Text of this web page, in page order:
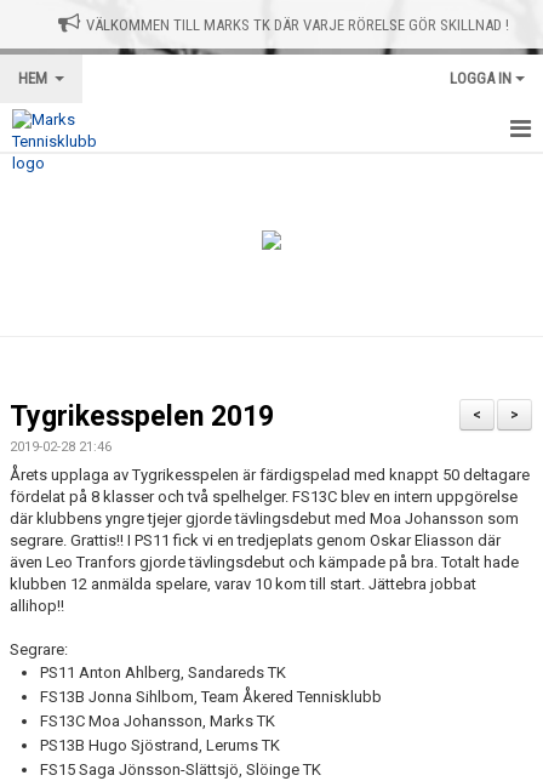
VÄLKOMMEN TILL MARKS TK DÄR VARJE RÖRELSE GÖR SKILLNAD !
HEM LOGGA IN
HEM
SPONSRING
OM KLUBBEN
TRÄNARNA
DOKUMENT
>
<
Tygrikesspelen 2019
2019-02-28 21:46
Årets upplaga av Tygrikesspelen är färdigspelad med knappt 50 deltagare
fördelat på 8 klasser och två spelhelger. FS13C blev en intern uppgörelse
där klubbens yngre tjejer gjorde tävlingsdebut med Moa Johansson som
segrare. Grattis!! I PS11 fick vi en tredjeplats genom Oskar Eliasson där
även Leo Tranfors gjorde tävlingsdebut och kämpade på bra. Totalt hade
klubben 12 anmälda spelare, varav 10 kom till start. Jättebra jobbat
allihop!!
Segrare:
PS11 Anton Ahlberg, Sandareds TK
FS13B Jonna Sihlbom, Team Åkered Tennisklubb
FS13C Moa Johansson, Marks TK
PS13B Hugo Sjöstrand, Lerums TK
FS15 Saga Jönsson-Slättsjö, Slöinge TK